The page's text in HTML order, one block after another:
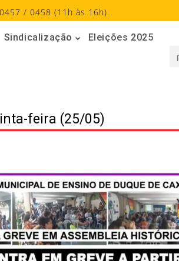
/ 0458 (11h às 16h).
Sindicalização
Eleições 2025
feira (25/05)